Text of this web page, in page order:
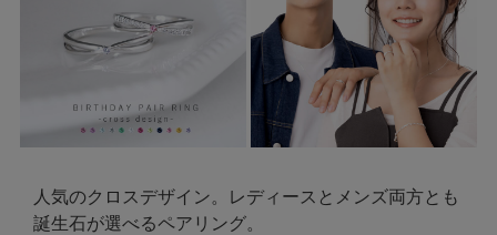
人気のクロスデザイン。レディースとメンズ両方とも
誕生石が選べるペアリング。